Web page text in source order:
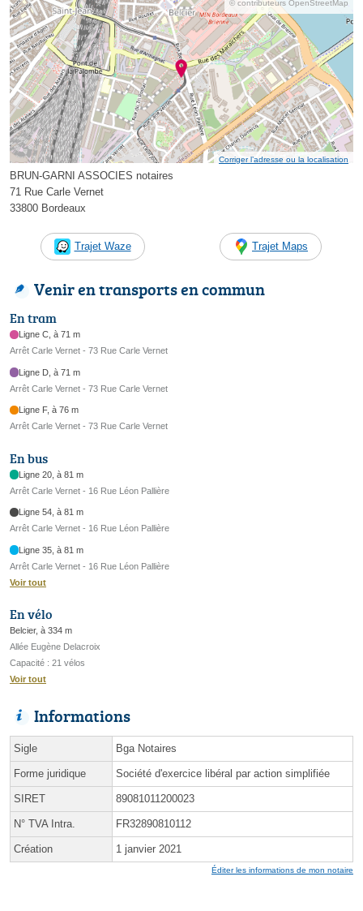
© contributeurs OpenStreetMap
Corriger l’adresse ou la localisation
BRUN-GARNI ASSOCIES notaires
71 Rue Carle Vernet
33800 Bordeaux
Trajet Waze Trajet Maps
Venir en transports en commun
En tram
Ligne C, à 71 m
Arrêt Carle Vernet - 73 Rue Carle Vernet
Ligne D, à 71 m
Arrêt Carle Vernet - 73 Rue Carle Vernet
Ligne F, à 76 m
Arrêt Carle Vernet - 73 Rue Carle Vernet
En bus
Ligne 20, à 81 m
Arrêt Carle Vernet - 16 Rue Léon Pallière
Ligne 54, à 81 m
Arrêt Carle Vernet - 16 Rue Léon Pallière
Ligne 35, à 81 m
Arrêt Carle Vernet - 16 Rue Léon Pallière
Voir tout
En vélo
Belcier, à 334 m
Allée Eugène Delacroix
Capacité : 21 vélos
Voir tout
Informations
Sigle Bga Notaires
Forme juridique Société d'exercice libéral par action simplifiée
SIRET 89081011200023
N° TVA Intra. FR32890810112
Création 1 janvier 2021
Éditer les informations de mon notaire